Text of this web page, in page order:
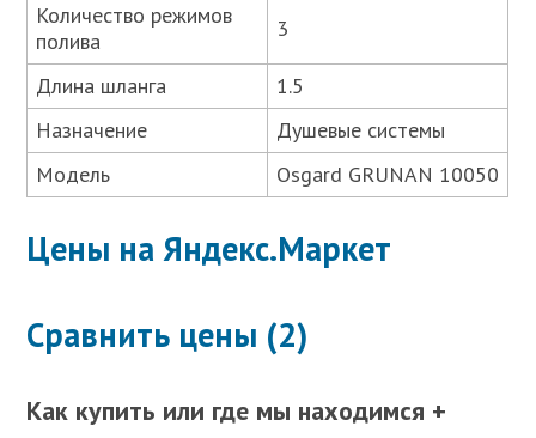
Количество режимов
полива
3
Длина шланга
1.5
Назначение
Душевые системы
Модель
Osgard GRUNAN 10050
Цены на Яндекс.Маркет
Сравнить цены (2)
Как купить или где мы находимся +